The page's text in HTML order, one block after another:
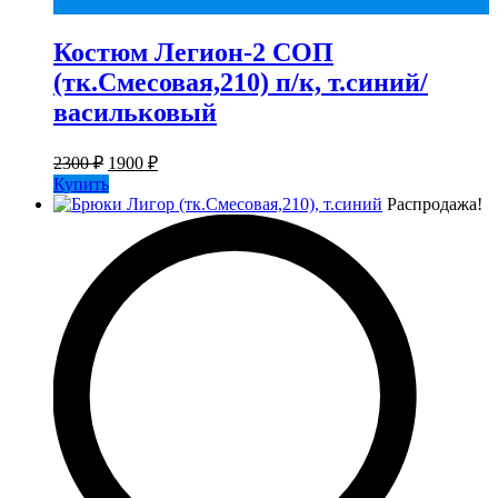
Костюм Легион-2 СОП
(тк.Смесовая,210) п/к, т.синий/
васильковый
2300₽ Первоначальная
цена
составляла
1900 ₽Текущая
1900 ₽.
Купить
Распродажа!